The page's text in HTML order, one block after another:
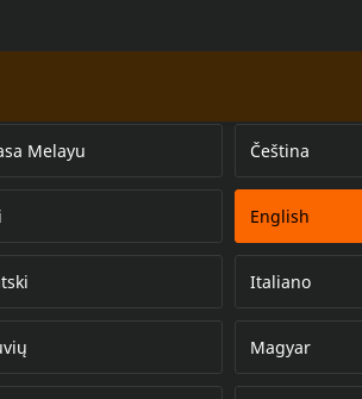
Melayu Čeština
English
Italiano
Magyar